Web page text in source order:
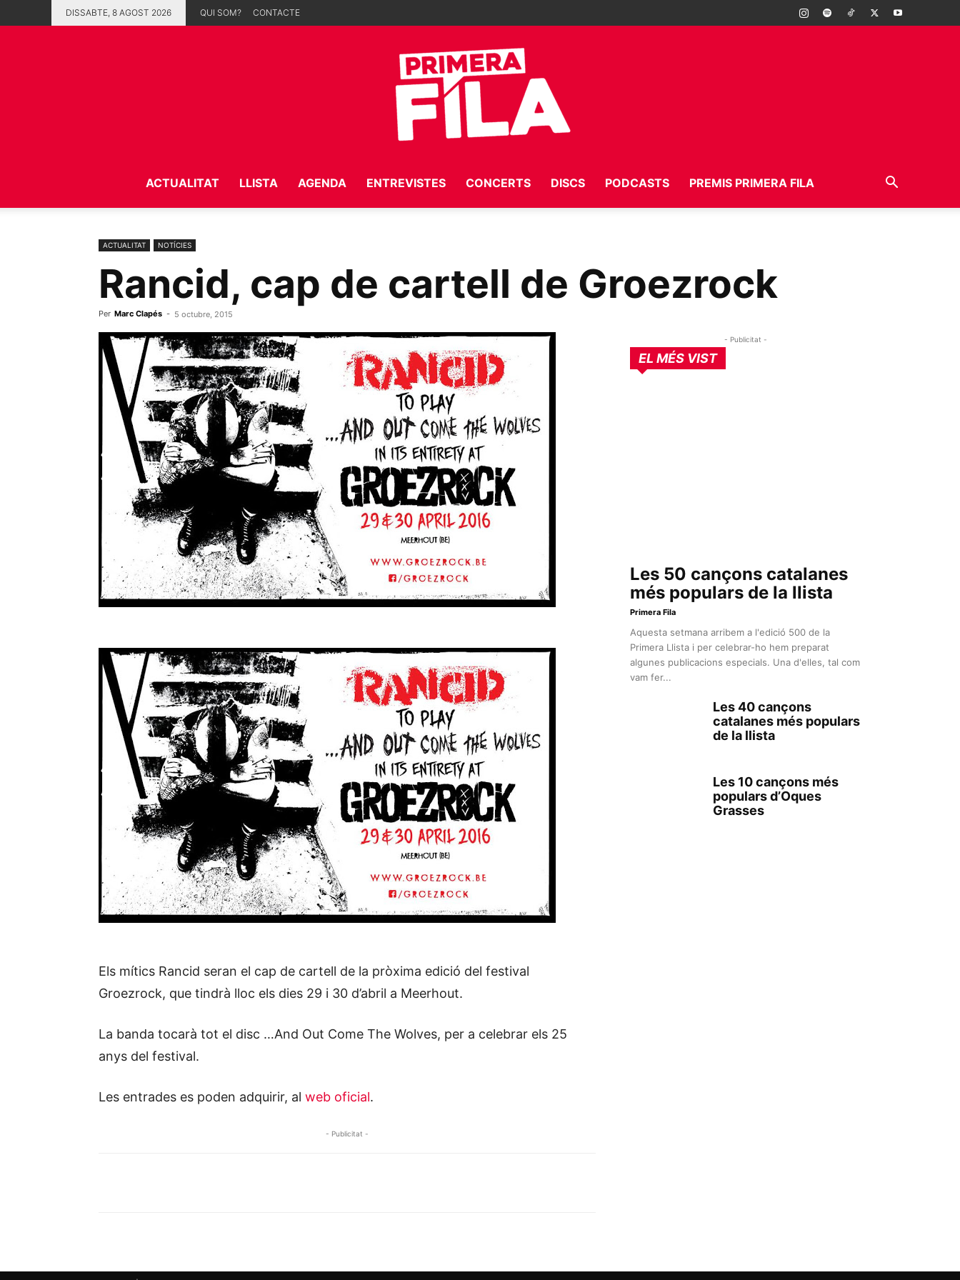
DISSABTE, 8 AGOST 2026 QUI SOM? CONTACTE
Fila
ACTUALITAT LLISTA AGENDA ENTREVISTES CONCERTS DISCS PODCASTS PREMIS PRIMERA FILA
ACTUALITAT NOTÍCIES
Rancid, cap de cartell de Groezrock
Per Marc Clapés - 5 octubre, 2015
Els mítics Rancid seran el cap de cartell de la pròxima edició del festival
Groezrock, que tindrà lloc els dies 29 i 30 d’abril a Meerhout.
La banda tocarà tot el disc …And Out Come The Wolves, per a celebrar els 25
anys del festival.
Les entrades es poden adquirir, al web oficial.
- Publicitat -
- Publicitat -
EL MÉS VIST
Les 50 cançons catalanes
més populars de la llista
Primera Fila
Aquesta setmana arribem a l'edició 500 de la
Primera Llista i per celebrar-ho hem preparat
algunes publicacions especials. Una d'elles, tal com
vam fer...
Les 40 cançons
catalanes més populars
de la llista
Les 10 cançons més
populars d’Oques
Grasses